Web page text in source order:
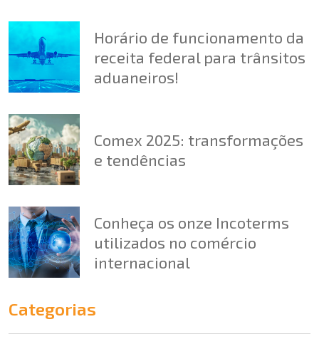
Horário de funcionamento da
receita federal para trânsitos
aduaneiros!
Comex 2025: transformações
e tendências
Conheça os onze Incoterms
utilizados no comércio
internacional
Categorias